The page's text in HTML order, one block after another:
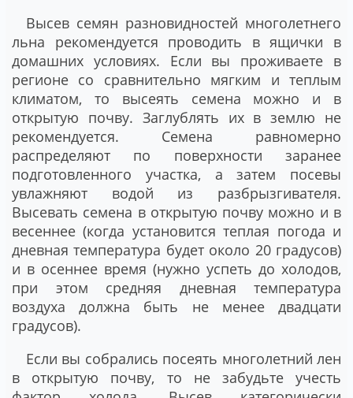
Высев семян разновидностей многолетнего
льна рекомендуется проводить в ящички в
домашних условиях. Если вы проживаете в
регионе со сравнительно мягким и теплым
климатом, то высеять семена можно и в
открытую почву. Заглублять их в землю не
рекомендуется. Семена равномерно
распределяют по поверхности заранее
подготовленного участка, а затем посевы
увлажняют водой из разбрызгивателя.
Высевать семена в открытую почву можно и в
весеннее (когда установится теплая погода и
дневная температура будет около 20 градусов)
и в осеннее время (нужно успеть до холодов,
при этом средняя дневная температура
воздуха должна быть не менее двадцати
градусов).
Если вы собрались посеять многолетний лен
в открытую почву, то не забудьте учесть